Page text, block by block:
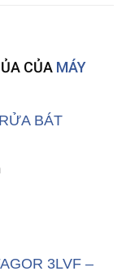
CỦA MÁY
BÁT
3LVF –